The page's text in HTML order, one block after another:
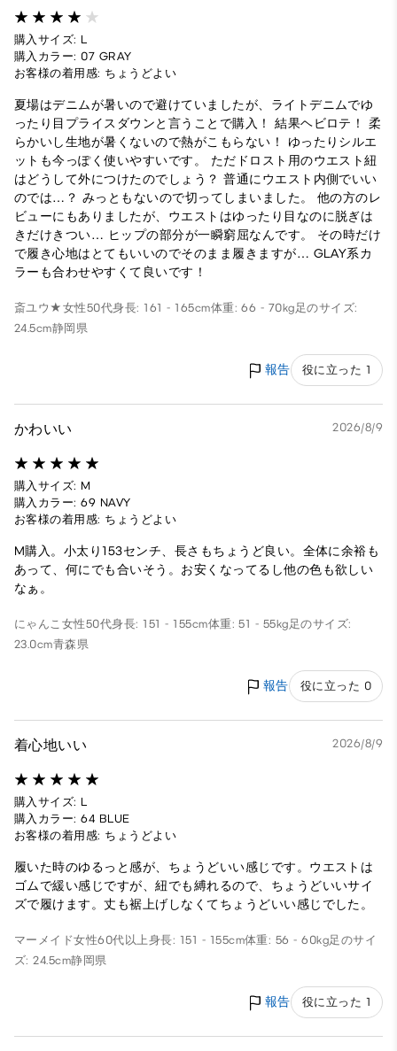
購入サイズ: L
購入カラー: 07 GRAY
お客様の着用感: ちょうどよい
夏場はデニムが暑いので避けていましたが、ライトデニムでゆ
ったり目プライスダウンと言うことで購入！ 結果ヘビロテ！ 柔
らかいし生地が暑くないので熱がこもらない！ ゆったりシルエ
ットも今っぽく使いやすいです。 ただドロスト用のウエスト紐
はどうして外につけたのでしょう？ 普通にウエスト内側でいい
のでは…？ みっともないので切ってしまいました。 他の方のレ
ビューにもありましたが、ウエストはゆったり目なのに脱ぎは
きだけきつい… ヒップの部分が一瞬窮屈なんです。 その時だけ
で履き心地はとてもいいのでそのまま履きますが… GLAY系カ
ラーも合わせやすくて良いです！
斎ユウ★ 女性50代身長: 161 - 165cm体重: 66 - 70kg 足のサイズ:
24.5cm静岡県
報告 役に立った 1
かわいい 2026/8/9
購入サイズ: M
購入カラー: 69 NAVY
お客様の着用感: ちょうどよい
M購入。小太り153センチ、長さもちょうど良い。全体に余裕も
あって、何にでも合いそう。お安くなってるし他の色も欲しい
なぁ。
にゃんこ 女性50代身長: 151 - 155cm体重: 51 - 55kg 足のサイズ:
23.0cm青森県
報告 役に立った 0
着心地いい 2026/8/9
購入サイズ: L
購入カラー: 64 BLUE
お客様の着用感: ちょうどよい
履いた時のゆるっと感が、ちょうどいい感じです。ウエストは
ゴムで緩い感じですが、紐でも縛れるので、ちょうどいいサイ
ズで履けます。丈も裾上げしなくてちょうどいい感じでした。
マーメイド女性60代以上身長: 151 - 155cm体重: 56 - 60kg足のサイ
ズ: 24.5cm静岡県
報告 役に立った 1